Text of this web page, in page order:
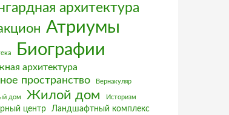
архитектура
Атриумы
Биографии
архитектура
пространство Вернакуляр
дом Жилой дом Историзм
центр
Ландшафтный комплекс